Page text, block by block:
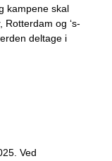
kampene skal
og ‘s-
deltage i
Ved